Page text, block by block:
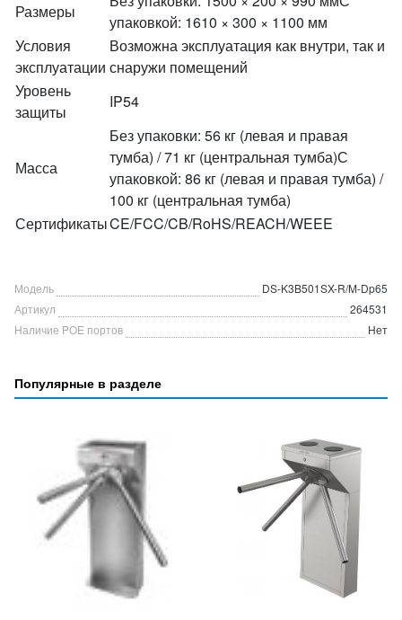
Размеры
упаковкой: 1610 × 300 × 1100 мм
Условия
эксплуатации
Возможна эксплуатация как внутри, так и
снаружи помещений
Уровень
защиты
IP54
Масса
Без упаковки: 56 кг (левая и правая
тумба) / 71 кг (центральная тумба)С
упаковкой: 86 кг (левая и правая тумба) /
100 кг (центральная тумба)
СертификатыCE/FCC/CB/RoHS/REACH/WEEE
Модель
DS-K3B501SX-R/M-Dp65
Артикул
264531
Наличие POE портов
Нет
Популярные в разделе